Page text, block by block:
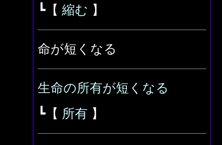
┗【 縮む 】
命が短くなる
生命の所有が短くなる
┗【 所有 】